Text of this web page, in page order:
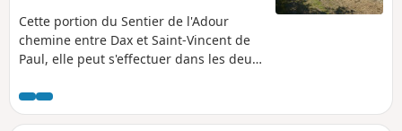
Cette portion du Sentier de l'Adour
chemine entre Dax et Saint-Vincent de
Paul, elle peut s'effectuer dans les deux
dans ce dernier cas il est nécessaire de
s'organiser à deux véhicules.